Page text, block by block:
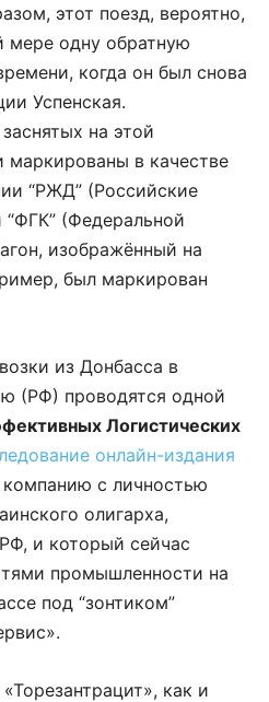
этот поезд, вероятно,
мере одну обратную
когда он был снова
Успенская.
на этой
маркированы в качестве
“РЖД” (Российские
(Федеральной
изображённый на
был маркирован
из Донбасса в
(РФ) проводятся одной
Логистических
онлайн-издания
компанию с личностью
олигарха,
и который сейчас
промышленности на
под “зонтиком”
как и